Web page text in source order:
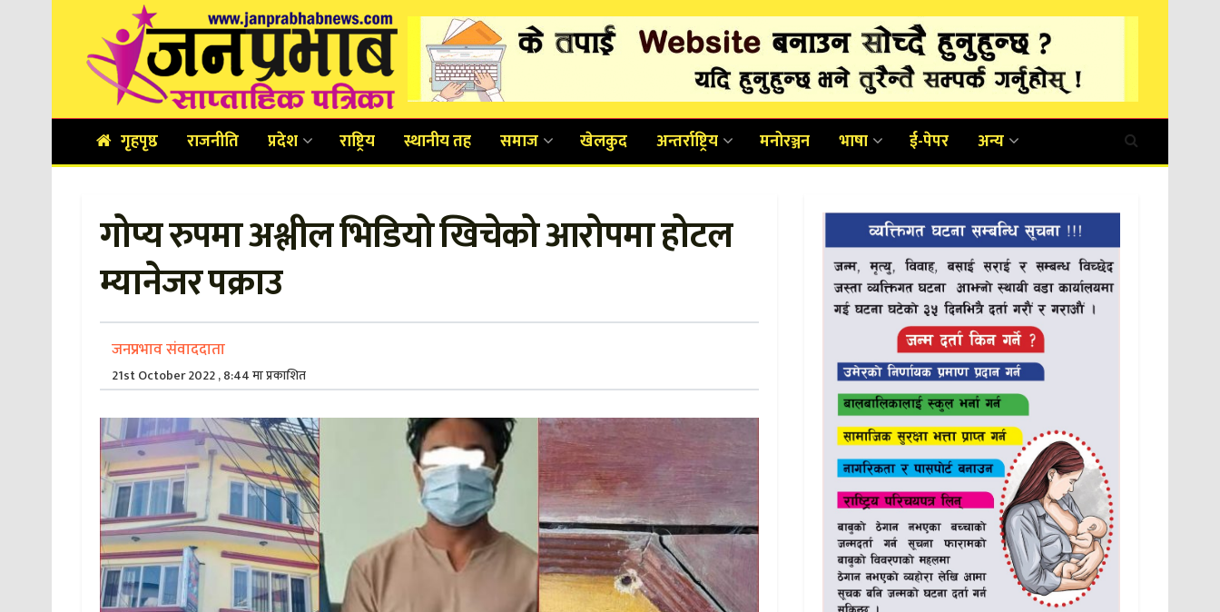
गृहपृष्ठ राजनीति प्रदेश राष्ट्रिय स्थानीय तह समाज खेलकुद अन्तर्राष्ट्रिय मनोरञ्जन भाषा ई-पेपर अन्य
गोप्य रुपमा अश्लील भिडियो खिचेको आरोपमा होटल
म्यानेजर पक्राउ
जनप्रभाव संवाददाता
21st October 2022 , 8:44 मा प्रकाशित